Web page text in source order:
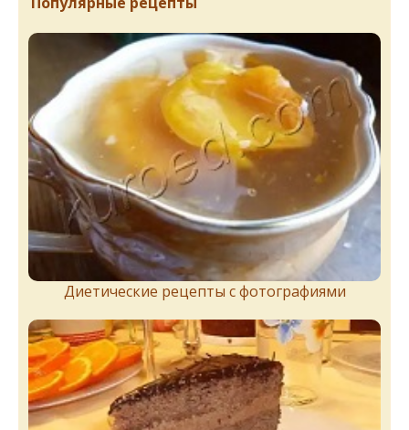
Диетические рецепты с фотографиями